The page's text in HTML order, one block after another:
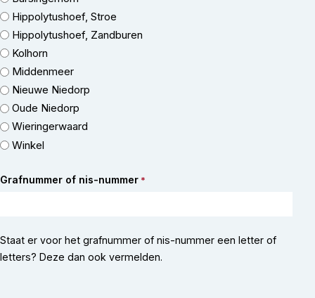
Hippolytushoef, Stroe
Hippolytushoef, Zandburen
Kolhorn
Middenmeer
Nieuwe Niedorp
Oude Niedorp
Wieringerwaard
Winkel
Grafnummer of nis-nummer *
Staat er voor het grafnummer of nis-nummer een letter of
letters? Deze dan ook vermelden.